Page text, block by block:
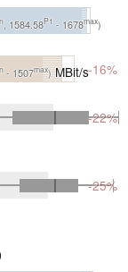
, 1584.58P1 - 1678max)
- 1507max)MBit/s-16%
-22%
-25%